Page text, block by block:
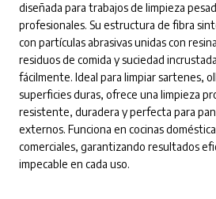
diseñada para trabajos de limpieza
profesionales. Su estructura de fibra
con partículas abrasivas unidas con
residuos de comida y suciedad
fácilmente. Ideal para limpiar sartenes,
superficies duras, ofrece una limpieza
resistente, duradera y perfecta para
externos. Funciona en cocinas
comerciales, garantizando resultados
impecable en cada uso.